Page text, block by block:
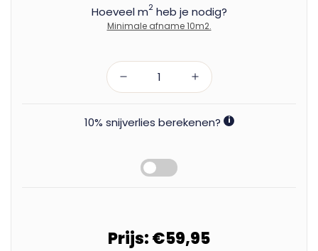
Hoeveel m2heb je nodig?
Minimale afname 10m2.
10% snijverlies berekenen? i
Prijs:€59,95